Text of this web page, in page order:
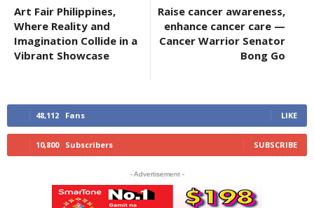
Art Fair Philippines,
Where Reality and
Imagination Collide in a
Vibrant Showcase
Raise cancer awareness,
enhance cancer care —
Cancer Warrior Senator
Bong Go
48,112 Fans LIKE
10,800 Subscribers SUBSCRIBE
- Advertisement -